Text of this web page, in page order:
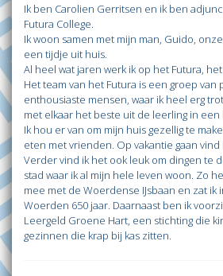
Ik ben Carolien Gerritsen en ik ben
Futura College.
Ik woon samen met mijn man, Guido,
een tijdje uit huis.
Al heel wat jaren werk ik op het Futura, het
Het team van het Futura is een groep
enthousiaste mensen, waar ik heel erg
met elkaar het beste uit de leerling in een
Ik hou er van om mijn huis gezellig te
eten met vrienden. Op vakantie gaan vind
Verder vind ik het ook leuk om dingen te
stad waar ik al mijn hele leven woon. Zo
mee met de Woerdense IJsbaan en zat ik
Woerden 650 jaar. Daarnaast ben ik
Leergeld Groene Hart, een stichting die
gezinnen die krap bij kas zitten.